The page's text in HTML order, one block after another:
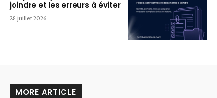
joindre et les erreurs à éviter
28 juillet 2026
MORE ARTICLE